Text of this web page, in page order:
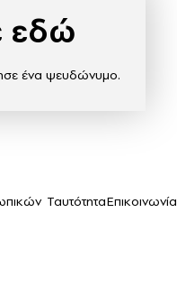
εδώ
ένα ψευδώνυμο.
ΤαυτότηταΕπικοινωνία